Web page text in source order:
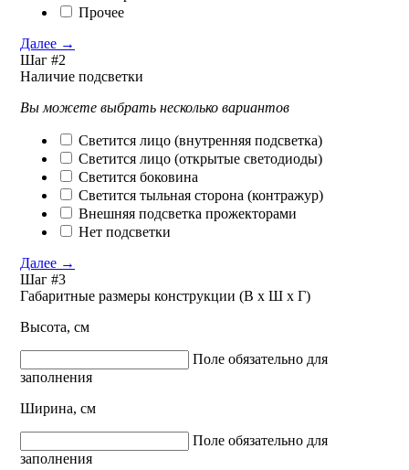
Прочее
Далее →
Шаг #2
Наличие подсветки
Вы можете выбрать несколько вариантов
Светится лицо (внутренняя подсветка)
Светится лицо (открытые светодиоды)
Светится боковина
Светится тыльная сторона (контражур)
Внешняя подсветка прожекторами
Нет подсветки
Далее →
Шаг #3
Габаритные размеры конструкции (В х Ш х Г)
Высота, см
Поле обязательно для
заполнения
Ширина, см
Поле обязательно для
заполнения